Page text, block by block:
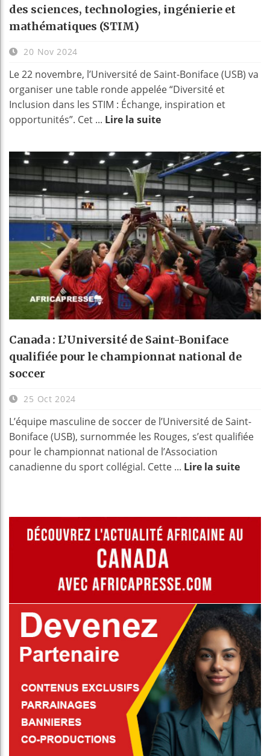
des sciences, technologies, ingénierie et
mathématiques (STIM)
20 Nov 2024
Le 22 novembre, l’Université de Saint-Boniface (USB) va
organiser une table ronde appelée “Diversité et
Inclusion dans les STIM : Échange, inspiration et
opportunités”. Cet ... Lire la suite
Canada : L’Université de Saint-Boniface
qualifiée pour le championnat national de
soccer
25 Oct 2024
L’équipe masculine de soccer de l’Université de Saint-
Boniface (USB), surnommée les Rouges, s’est qualifiée
pour le championnat national de l’Association
canadienne du sport collégial. Cette ... Lire la suite